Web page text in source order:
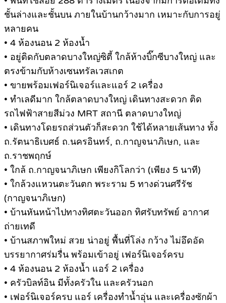
ชั้นล่างและชั้นบน ภายในบ้านกว้างมาก เหมาะกับการอยู่
หลายคน
• 4 ห้องนอน 2 ห้องน้ำ
• อยู่ติดกับตลาดบางใหญ่ซิตี้ ใกล้ห้างบิ๊กซีบางใหญ่ และ
ตรงข้ามกับห้างเซนทรัลเวสเกต
• ขายพร้อมเฟอร์นิเจอร์และแอร์ 2 เครื่อง
• ทำเลดีมาก ใกล้ตลาดบางใหญ่ เดินทางสะดวก ติด
รถไฟฟ้าสายสีม่วง MRT สถานี ตลาดบางใหญ่
• เดินทางโดยรถส่วนตัวก็สะดวก ใช้ได้หลายเส้นทาง ทั้ง
ถ.รัตนาธิเบศธ์ ถ.นครอินทร์, ถ.กาญจนาภิเษก, และ
ถ.ราชพฤกษ์
• ใกล้ ถ.กาญจนาภิเษก เพียงกิโลกว่า (เพียง 5 นาที)
• ใกล้วงแหวนตะวันตก พระราม 5 ทางด่วนศรีรัช
(กาญจนาภิเษก)
• บ้านหันหน้าไปทางทิศตะวันออก ทิศรับทรัพย์ อากาศ
ถ่ายเทดี
• บ้านสภาพใหม่ สวย น่าอยู่ พื้นที่โล่ง กว้าง ไม่อึดอัด
บรรยากาศร่มรื่น พร้อมเข้าอยู่ เฟอร์นิเจอร์ครบ
• 4 ห้องนอน 2 ห้องน้ำ แอร์ 2 เครื่อง
• ครัวบิลท์อิน มีทั้งครัวใน และครัวนอก
• เฟอร์นิเจอร์ครบ แอร์ เครื่องทำน้ำอุ่น และเครื่องซักผ้า